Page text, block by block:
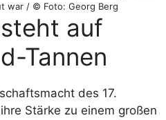
war / © Foto: Georg Berg
auf
Tannen
des 17.
Stärke zu einem großen